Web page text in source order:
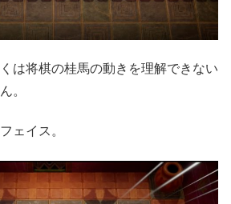
は将棋の桂馬の動きを理解できない
。
ェイス。